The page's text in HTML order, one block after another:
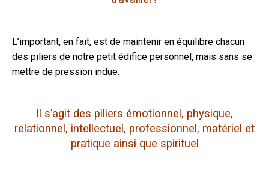
L’important, en fait, est de maintenir en équilibre chacun
des piliers de notre petit édifice personnel, mais sans se
mettre de pression indue.
Il s’agit des piliers émotionnel, physique,
relationnel, intellectuel, professionnel, matériel et
pratique ainsi que spirituel